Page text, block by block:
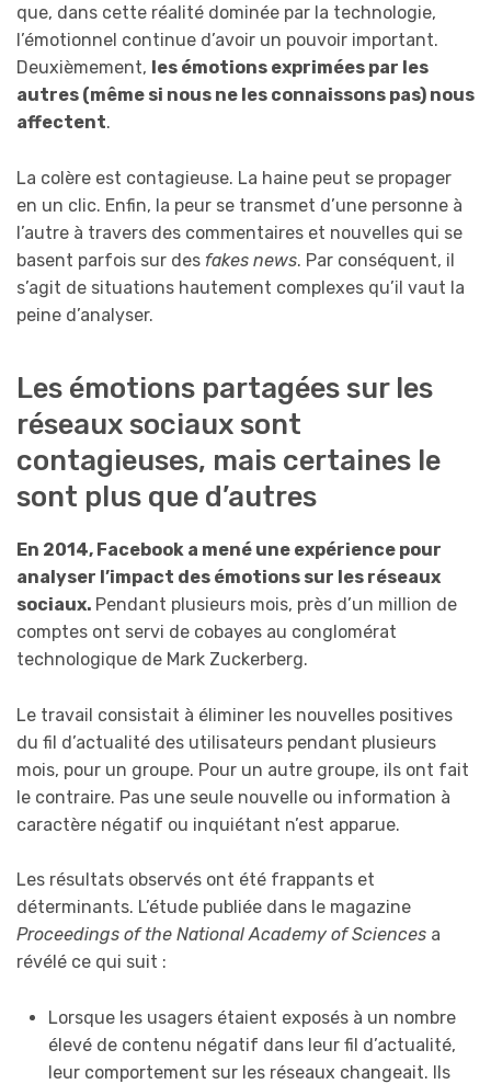
que, dans cette réalité dominée par la technologie,
l’émotionnel continue d’avoir un pouvoir important.
Deuxièmement, les émotions exprimées par les
autres (même si nous ne les connaissons pas) nous
affectent.
La colère est contagieuse. La haine peut se propager
en un clic. Enfin, la peur se transmet d’une personne à
l’autre à travers des commentaires et nouvelles qui se
basent parfois sur des fakes news. Par conséquent, il
s’agit de situations hautement complexes qu’il vaut la
peine d’analyser.
Les émotions partagées sur les
réseaux sociaux sont
contagieuses, mais certaines le
sont plus que d’autres
En 2014, Facebook a mené une expérience pour
analyser l’impact des émotions sur les réseaux
sociaux. Pendant plusieurs mois, près d’un million de
comptes ont servi de cobayes au conglomérat
technologique de Mark Zuckerberg.
Le travail consistait à éliminer les nouvelles positives
du fil d’actualité des utilisateurs pendant plusieurs
mois, pour un groupe. Pour un autre groupe, ils ont fait
le contraire. Pas une seule nouvelle ou information à
caractère négatif ou inquiétant n’est apparue.
Les résultats observés ont été frappants et
déterminants. L’étude publiée dans le magazine
Proceedings of the National Academy of Sciences a
révélé ce qui suit :
Lorsque les usagers étaient exposés à un nombre
élevé de contenu négatif dans leur fil d’actualité,
leur comportement sur les réseaux changeait. Ils